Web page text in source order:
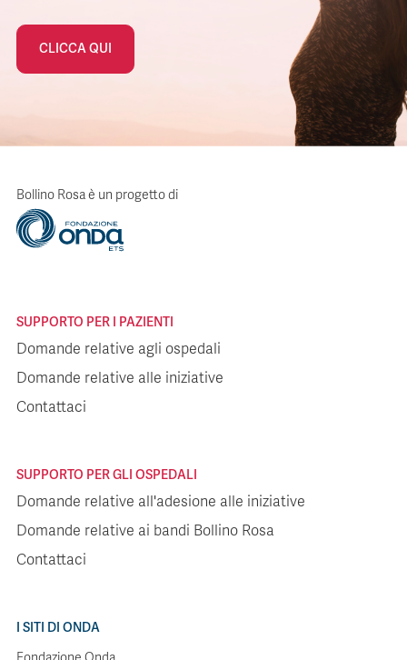
CLICCA QUI
Bollino Rosa è un progetto di
SUPPORTO PER I PAZIENTI
Domande relative agli ospedali
Domande relative alle iniziative
Contattaci
SUPPORTO PER GLI OSPEDALI
Domande relative all'adesione alle iniziative
Domande relative ai bandi Bollino Rosa
Contattaci
I SITI DI ONDA